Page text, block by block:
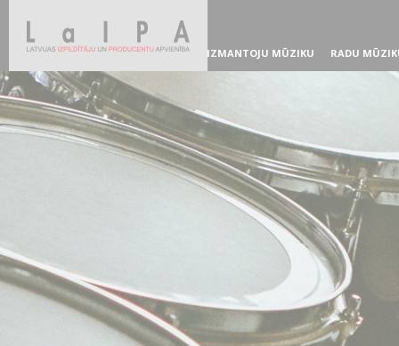
IZMANTOJU MŪZIKU RADU